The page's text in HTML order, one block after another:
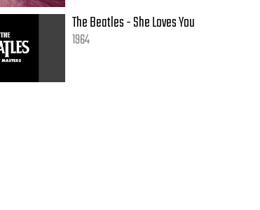
The Beatles - She Loves You
1964